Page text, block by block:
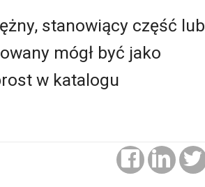
stanowiący część lub
mógł być jako
w katalogu